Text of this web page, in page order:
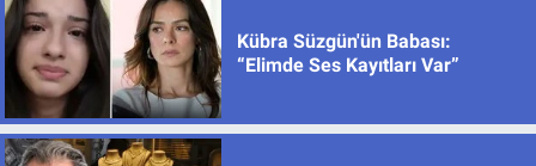
Kübra Süzgün'ün Babası:
“Elimde Ses Kayıtları Var”